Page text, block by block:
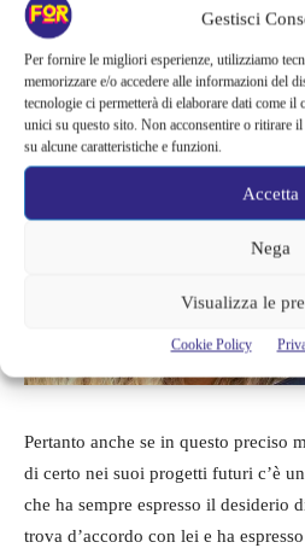
Gestisci
Per fornire le migliori esperienze, utilizziamo
memorizzare e/o accedere alle informazioni del
tecnologie ci permetterà di elaborare dati come
unici su questo sito. Non acconsentire o ritirare
su alcune caratteristiche e funzioni.
Accetta
Nega
Visualizza le
Cookie Policy
appunto anche il terzo figlio. Si
questa voglia dal momento che lei
numerosa composta dai genitori e
Pertanto anche se in questo preciso
di certo nei suoi progetti futuri c’è
che ha sempre espresso il desiderio
trova d’accordo con lei e ha